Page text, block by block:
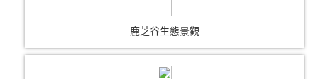
鹿芝谷生態景觀